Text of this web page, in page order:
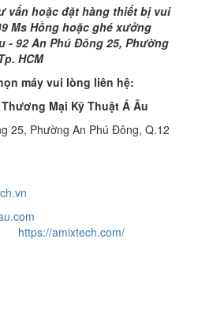
vấn hoặc đặt hàng thiết bị vui
Ms Hồng hoặc ghé xưởng
- 92 An Phú Đông 25, Phường
HCM
máy vui lòng liên hệ:
Mại Kỹ Thuật Á Âu
25, Phường An Phú Đông, Q.12
https://amixtech.com/